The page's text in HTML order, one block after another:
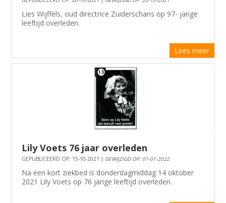
Lies Wijffels, oud directrice Zuiderschans op 97- jarige
leeftijd overleden.
Lees meer
Lily Voets 76 jaar overleden
GEPUBLICEERD OP: 15-10-2021 | GEWIJZIGD OP: 01-01-2022
Na een kort ziekbed is donderdagmiddag 14 oktober
2021 Lily Voets op 76 jarige leeftijd overleden.